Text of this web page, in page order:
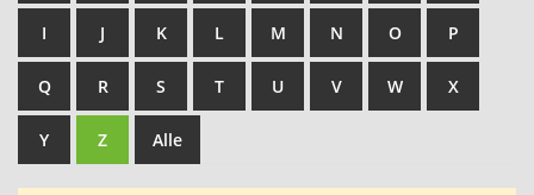
I J K L M N O P
Q R S T U V W X
Y Z Alle